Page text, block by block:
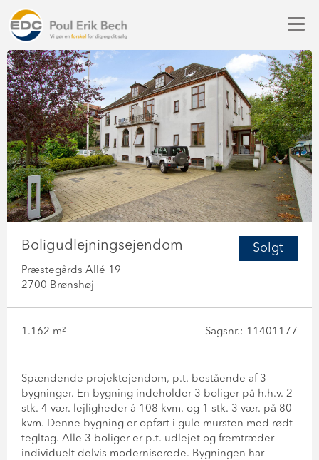
Solgt
Boligudlejningsejendom
Præstegårds Allé 19
2700 Brønshøj
1.162 m² Sagsnr.: 11401177
Spændende projektejendom, p.t. bestående af 3
bygninger. En bygning indeholder 3 boliger på h.h.v. 2
stk. 4 vær. lejligheder á 108 kvm. og 1 stk. 3 vær. på 80
kvm. Denne bygning er opført i gule mursten med rødt
tegltag. Alle 3 boliger er p.t. udlejet og fremtræder
individuelt delvis moderniserede. Bygningen har